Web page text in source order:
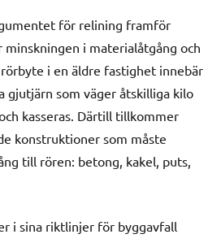
för relining framför
i materialåtgång och
i en äldre fastighet innebär
som väger åtskilliga kilo
kasseras. Därtill tillkommer
konstruktioner som måste
till rören: betong, kakel, puts,
i sina riktlinjer för byggavfall